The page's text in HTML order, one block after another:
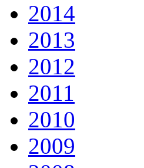
2014
2013
2012
2011
2010
2009